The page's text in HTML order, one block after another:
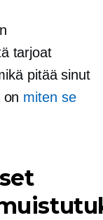
tarjoat
pitää sinut
on miten se